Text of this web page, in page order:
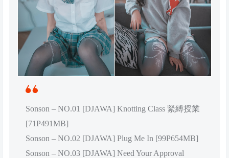
Sonson – NO.01 [DJAWA] Knotting Class 緊縛授業
[71P491MB]
Sonson – NO.02 [DJAWA] Plug Me In [99P654MB]
Sonson – NO.03 [DJAWA] Need Your Approval